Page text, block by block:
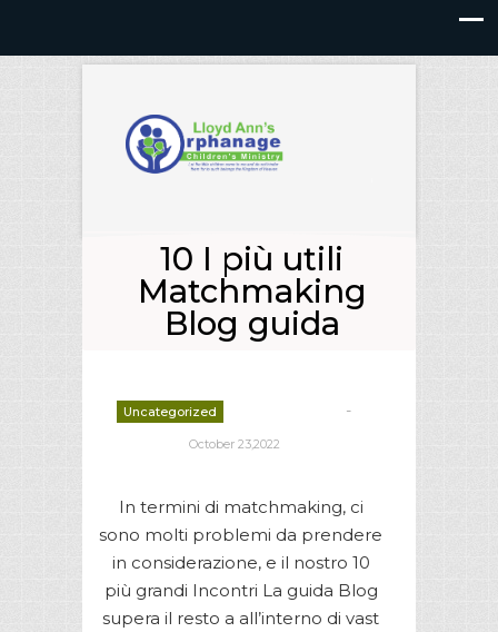
10 I più utili
Matchmaking
Blog guida
Uncategorized -
October 23,2022
In termini di matchmaking, ci
sono molti problemi da prendere
in considerazione, e il nostro 10
più grandi Incontri La guida Blog
supera il resto a all’interno di vast